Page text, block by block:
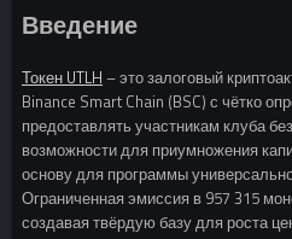
Введение
Токен UTLH – это залоговый
Binance Smart Chain (BSC) с чётко
предоставлять участникам клуба
возможности для приумножения
основу для программы
Ограниченная эмиссия в 957 315
создавая твёрдую базу для роста